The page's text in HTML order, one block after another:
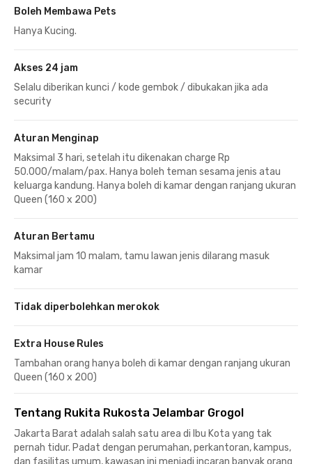
Boleh Membawa Pets
Hanya Kucing.
Akses 24 jam
Selalu diberikan kunci / kode gembok / dibukakan jika ada
security
Aturan Menginap
Maksimal 3 hari, setelah itu dikenakan charge Rp
50.000/malam/pax. Hanya boleh teman sesama jenis atau
keluarga kandung. Hanya boleh di kamar dengan ranjang ukuran
Queen (160 x 200)
Aturan Bertamu
Maksimal jam 10 malam, tamu lawan jenis dilarang masuk
kamar
Tidak diperbolehkan merokok
Extra House Rules
Tambahan orang hanya boleh di kamar dengan ranjang ukuran
Queen (160 x 200)
Tentang Rukita Rukosta Jelambar Grogol
Jakarta Barat adalah salah satu area di Ibu Kota yang tak
pernah tidur. Padat dengan perumahan, perkantoran, kampus,
dan fasilitas umum, kawasan ini menjadi incaran banyak orang